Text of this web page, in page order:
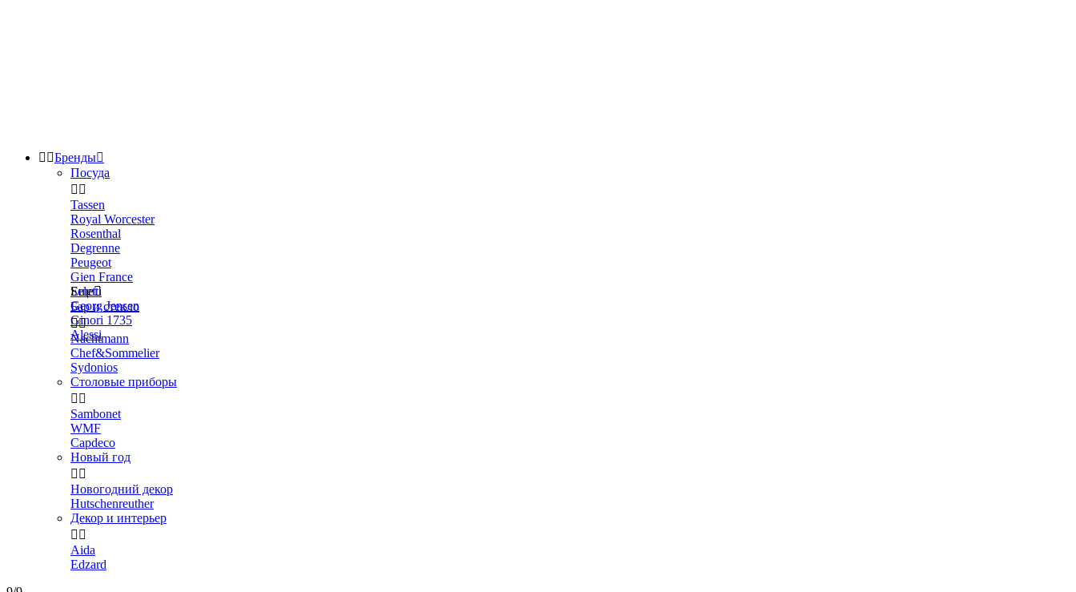
 Бренды
Посуда
 
Tassen
Royal Worcester
Rosenthal
Degrenne
Peugeot
Gien France
Seletti
Georg Jensen
Ginori 1735
Alessi
Еще
Бар и стекло

Nachtmann
Chef&Sommelier
Sydonios
Столовые приборы
 
Sambonet
WMF
Capdeco
Новый год
 
Новогодний декор
Hutschenreuther
Декор и интерьер
 
Aida
Edzard